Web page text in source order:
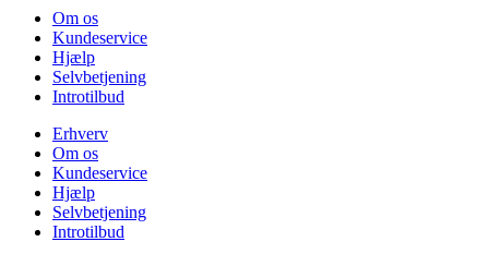
Om os
Kundeservice
Hjælp
Selvbetjening
Introtilbud
Erhverv
Om os
Kundeservice
Hjælp
Selvbetjening
Introtilbud